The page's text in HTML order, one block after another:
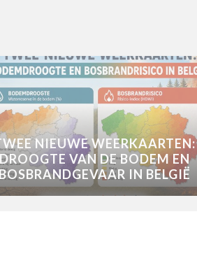
NIEUWE WEERKAARTEN:
DROOGTE VAN DE BODEM EN
IN BELGIË